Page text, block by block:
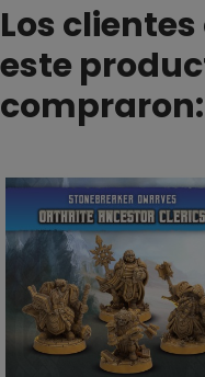
Los
este
compraron: